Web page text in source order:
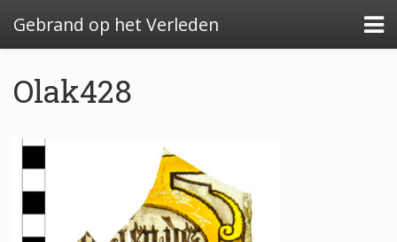
Gebrand op het Verleden
Algemeen: Glazeniersafval in Nederland
Algemeen: de glazenier
Uitwerking: Zutphen-Dieserstraat, 1583-1600
Olak428